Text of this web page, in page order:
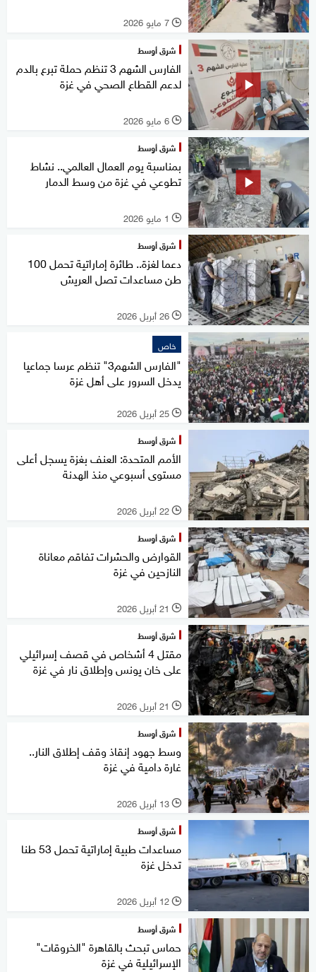
l 7 مايو 2026
شرق أوسط
الفارس الشهم 3 تنظم حملة تبرع بالدم
لدعم القطاع الصحي في غزة
l 6 مايو 2026
شرق أوسط
بمناسبة يوم العمال العالمي.. نشاط
تطوعي في غزة من وسط الدمار
l 1 مايو 2026
شرق أوسط
دعما لغزة.. طائرة إماراتية تحمل 100
طن مساعدات تصل العريش
l 26 أبريل 2026
خاص
"الفارس الشهم3" تنظم عرسا جماعيا
يدخل السرور على أهل غزة
l 25 أبريل 2026
شرق أوسط
الأمم المتحدة: العنف بغزة يسجل أعلى
مستوى أسبوعي منذ الهدنة
l 22 أبريل 2026
شرق أوسط
القوارض والحشرات تفاقم معاناة
النازحين في غزة
l 21 أبريل 2026
شرق أوسط
مقتل 4 أشخاص في قصف إسرائيلي
على خان يونس وإطلاق نار في غزة
l 21 أبريل 2026
شرق أوسط
وسط جهود إنقاذ وقف إطلاق النار..
غارة دامية في غزة
l 13 أبريل 2026
شرق أوسط
مساعدات طبية إماراتية تحمل 53 طنا
تدخل غزة
l 12 أبريل 2026
شرق أوسط
حماس تبحث بالقاهرة "الخروقات"
الإسرائيلية في غزة